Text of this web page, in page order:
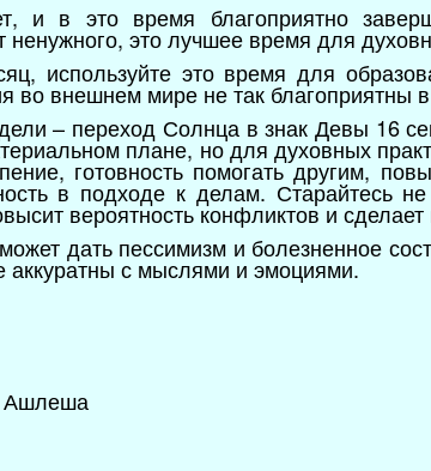
и в это время благоприятно
это лучшее время для
используйте это время для
во внешнем мире не так благоприятны
– переход Солнца в знак Девы 16
плане, но для духовных
готовность помогать другим,
в подходе к делам. Старайтесь
вероятность конфликтов и
дать пессимизм и болезненное
аккуратны с мыслями и эмоциями.
Ашлеша